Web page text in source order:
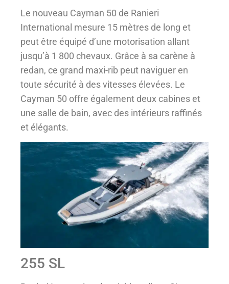
Le nouveau Cayman 50 de Ranieri
International mesure 15 mètres de long et
peut être équipé d’une motorisation allant
jusqu’à 1 800 chevaux. Grâce à sa carène à
redan, ce grand maxi-rib peut naviguer en
toute sécurité à des vitesses élevées. Le
Cayman 50 offre également deux cabines et
une salle de bain, avec des intérieurs raffinés
et élégants.
255 SL